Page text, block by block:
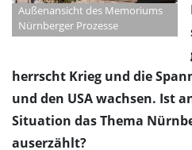
Außenansicht des Memoriums
Nürnberger Prozesse
herrscht Krieg und die
und den USA wachsen. Ist
Situation das Thema
auserzählt?